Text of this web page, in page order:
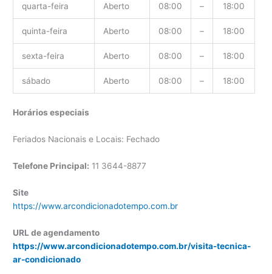
quarta-feira Aberto 08:00 – 18:00
quinta-feira Aberto 08:00 – 18:00
sexta-feira Aberto 08:00 – 18:00
sábado Aberto 08:00 – 18:00
Horários especiais
Feriados Nacionais e Locais: Fechado
Telefone Principal: 11 3644-8877
Site
https://www.arcondicionadotempo.com.br
URL de agendamento
https://www.arcondicionadotempo.com.br/visita-tecnica-
ar-condicionado